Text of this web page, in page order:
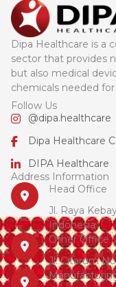
Dipa Healthcare is a
sector that provides
but also medical
chemicals needed
Follow Us
@dipa.healthcare
Dipa Healthcare
DIPA Healthcare
Address Information
Head Office
Jl. Raya
Indonesia
Other Office
Jl. Citarum